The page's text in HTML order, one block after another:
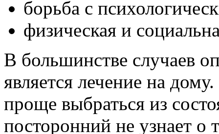
борьба с
физическая и
В большинстве случаев
является лечение на
проще выбраться из
посторонний не узнает о